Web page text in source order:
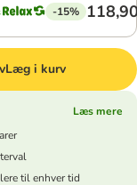
-15%
Læg i kurv
Læs mere
til enhver tid